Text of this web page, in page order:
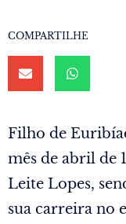
COMPARTILHE
Filho de
mês de abril de
Leite Lopes,
sua carreira no